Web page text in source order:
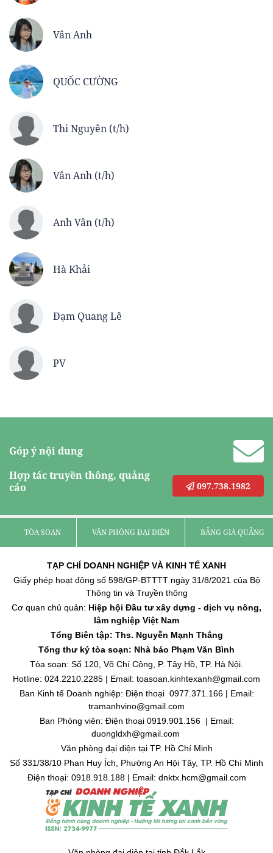
Vân Anh
QUỐC CƯỜNG
Thi Nguyên (t/h)
Vân Anh (t/h)
Anh Vân (t/h)
Hà Khải
Đạm Quang Lê
PV
Góp ý nội dung
Hợp tác truyền thông, quảng
cáo
097.738.1982
TÒA SOẠN VĂN PHÒNG ĐẠI DIỆN BẢNG GIÁ QUẢNG
TẠP CHÍ DOANH NGHIỆP VÀ KINH TẾ XANH
Giấy phép hoạt động số 598/GP-BTTTT ngày 31/8/2021 của Bộ
Thông tin và Truyền thông
Cơ quan chủ quản: Hiệp hội Đầu tư xây dựng - dịch vụ nông,
lâm nghiệp Việt Nam
Tổng Biên tập: Ths. Nguyễn Mạnh Thắng
Tổng thư ký tòa soạn: Nhà báo Phạm Văn Bình
Tòa soạn: Số 120, Võ Chí Công, P. Tây Hồ, TP. Hà Nội.
Hotline: 024.2210.2285 | Email: toasoan.kinhtexanh@gmail.com
Ban Kinh tế Doanh nghiệp: Điện thoại 0977.371.166 | Email:
tramanhvino@gmail.com
Ban Phóng viên: Điện thoại 0919.901.156 | Email:
duongldxh@gmail.com
Văn phòng đại diện tại TP. Hồ Chí Minh
Số 331/38/10 Phan Huy Ích, Phường An Hội Tây, TP. Hồ Chí Minh
Điện thoại: 0918.918.188 | Email: dnktx.hcm@gmail.com